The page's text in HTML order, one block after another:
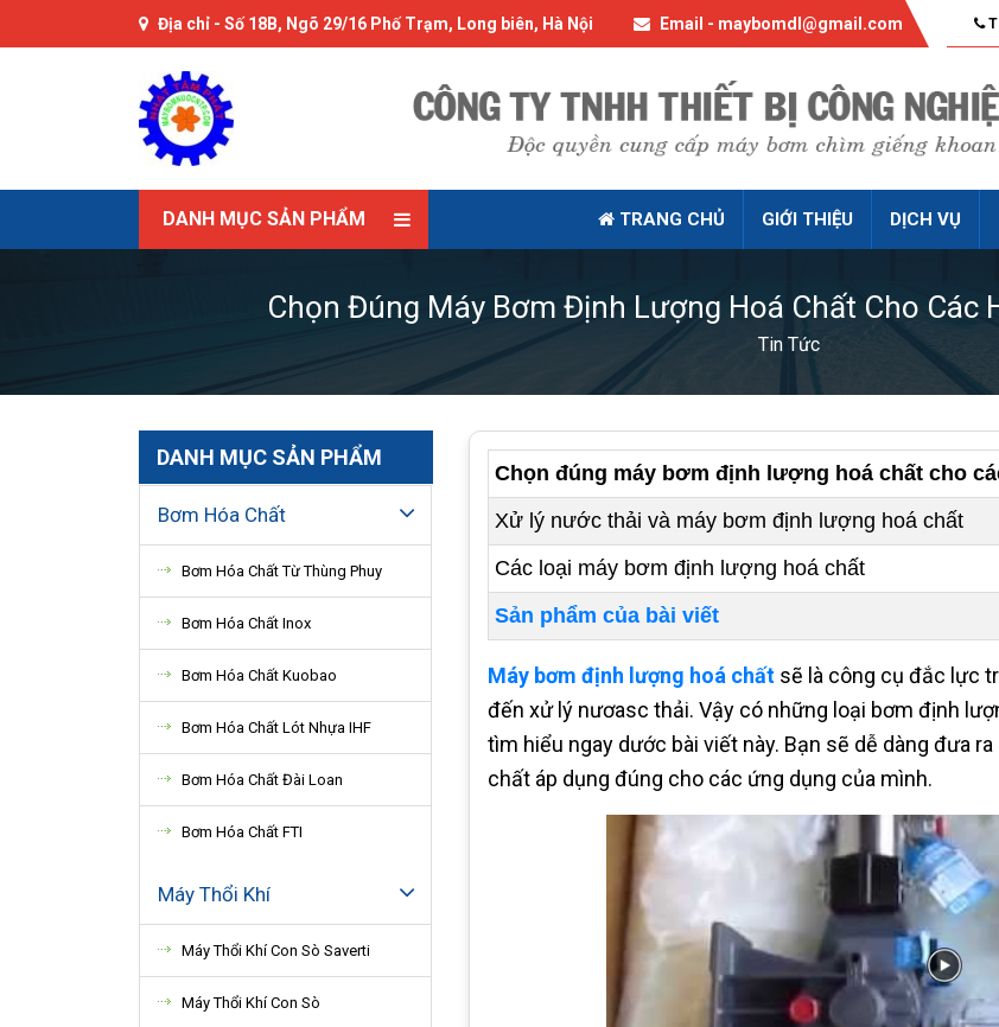
Địa chỉ - Số 18B, Ngõ 29/16 Phố Trạm, Long biên, Hà Nội Email - maybomdl@gmail.com
DANH MỤC SẢN PHẨM TRANG CHỦ GIỚI THIỆU DỊCH VỤ
Chọn Đúng Máy Bơm Định Lượng Hoá Chất Cho Các
Tin Tức
DANH MỤC SẢN PHẨM
Bơm Hóa Chất
Bơm Hóa Chất Từ Thùng Phuy
Bơm Hóa Chất Inox
Bơm Hóa Chất Kuobao
Bơm Hóa Chất Lót Nhựa IHF
Bơm Hóa Chất Đài Loan
Bơm Hóa Chất FTI
Máy Thổi Khí
Máy Thổi Khí Con Sò Saverti
Máy Thổi Khí Con Sò
Chọn đúng máy bơm định lượng hoá chất cho
Xử lý nước thải và máy bơm định lượng hoá chất
Các loại máy bơm định lượng hoá chất
Sản phẩm của bài viết
Máy bơm định lượng hoá chấtsẽ là công cụ đắc lực
đến xử lý nươasc thải. Vậy có những loại bơm định
tìm hiểu ngay dước bài viết này. Bạn sẽ dễ dàng đưa
chất áp dụng đúng cho các ứng dụng của mình.